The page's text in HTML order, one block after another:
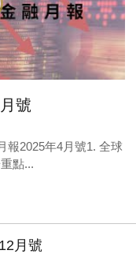
號
報2025年4月號1. 全球
點...
月號